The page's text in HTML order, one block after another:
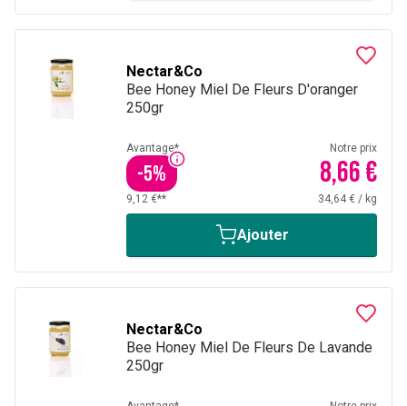
Nectar&Co
Bee Honey Miel De Fleurs D'oranger
250gr
Avantage*
-5%
Notre prix
8,66 €
9,12 €** 34,64 € / kg
Ajouter
Nectar&Co
Bee Honey Miel De Fleurs De Lavande
250gr